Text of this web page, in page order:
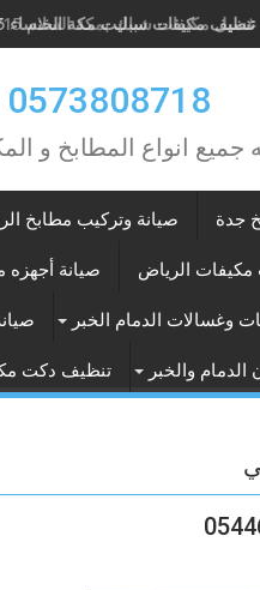
تنظيف مكيفات سبليت مكة الخنساء 0542082715
غسيل مكيفات شباك بمكة السلام 0542082715
0573808718 شركة صيانه مكيفات
جميع انواع المطابخ و
جدة صيانة وتركيب مطابخ
مكيفات الرياض صيانة أجهزه
وغسالات الدمام الخبر
والخبر تنظيف دكت